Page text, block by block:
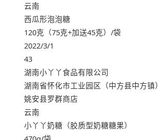
云南
西瓜形泡泡糖
120克（75克+加送45克）/袋
2022/3/1
43
湖南小丫丫食品有限公司
湖南省怀化市工业园区（中方县中方镇）
姚安县罗群商店
云南
小丫丫奶糖（胶质型奶糖糖果）